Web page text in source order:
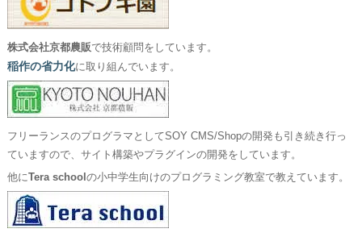
株式会社京都農販で技術顧問をしています。
稲作の省力化に取り組んでいます。
フリーランスのプログラマとしてSOY CMS/Shopの開発も引き続き行っ
ていますので、サイト構築やプラグインの開発をしています。
他にTera school の小中学生向けのプログラミング教室で教えています。